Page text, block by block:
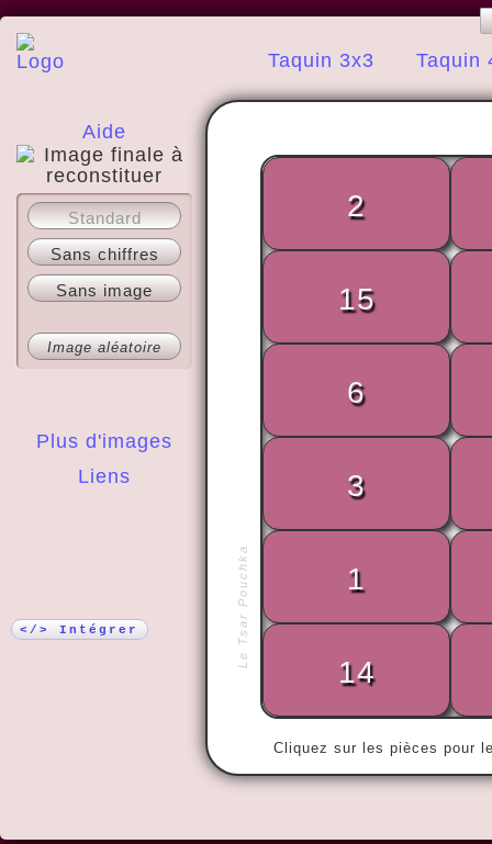
Taquin 3x3 Taquin
Aide
A propos
Plus d'images
Liens
Standard
Sans chiffres
Sans image
Image aléatoire
</> Intégrer Le Tsar Pouchka
Cliquez sur les pièces pour
« Il y a
savent
2
15
6
3
1
14